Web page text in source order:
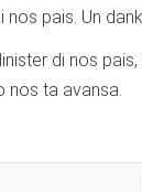
nos pais. Un
di nos
nos ta avansa.